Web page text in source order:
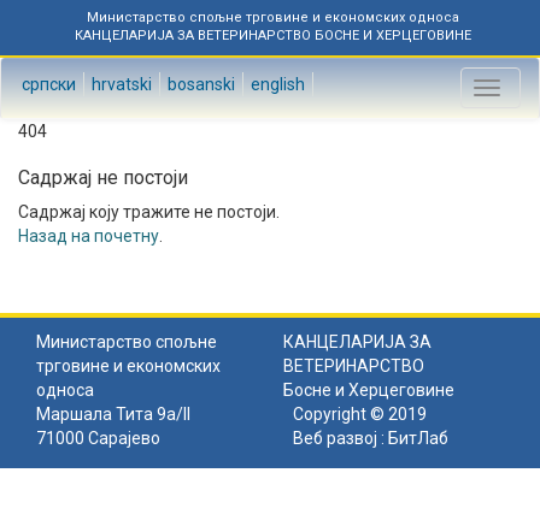
Министарство спољне трговине и економских односа
КАНЦЕЛАРИЈА ЗА ВЕТЕРИНАРСТВО БОСНЕ И ХЕРЦЕГОВИНЕ
српски hrvatski bosanski english
Toggle
404
Садржај не постоји
Садржај коју тражите не постоји.
Назад на почетну
Министарство спољне
трговине и економских
односа
КАНЦЕЛАРИЈА ЗА
ВЕТЕРИНАРСТВО
Босне и Херцеговине
Маршала Тита 9а/II
71000 Сарајево
Copyright © 2019
Веб развој : БитЛаб